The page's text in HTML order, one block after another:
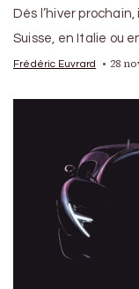
Dès l’hiver
Suisse, en Italie ou
Frédéric Euvrard 28